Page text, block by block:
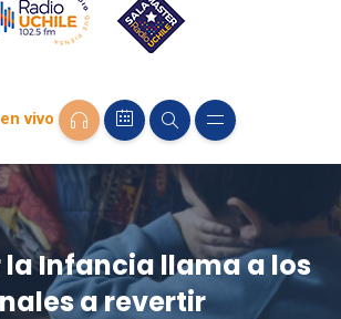
vivo
la Infancia llama a los
a revertir